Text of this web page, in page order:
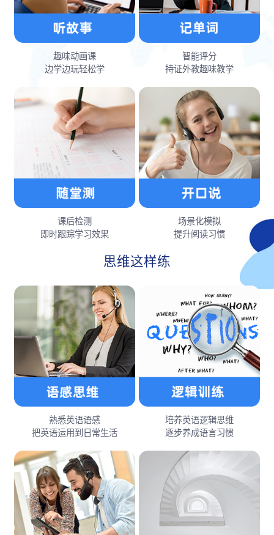
趣味动画课
边学边玩轻松学
智能评分
持证外教趣味教学
课后检测
即时跟踪学习效果
场景化模拟
提升阅读习惯
思维这样练
熟悉英语语感
把英语运用到日常生活
培养英语逻辑思维
逐步养成语言习惯